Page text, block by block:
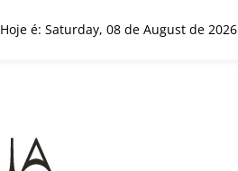
Hoje é: Saturday, 08 de August de 2026